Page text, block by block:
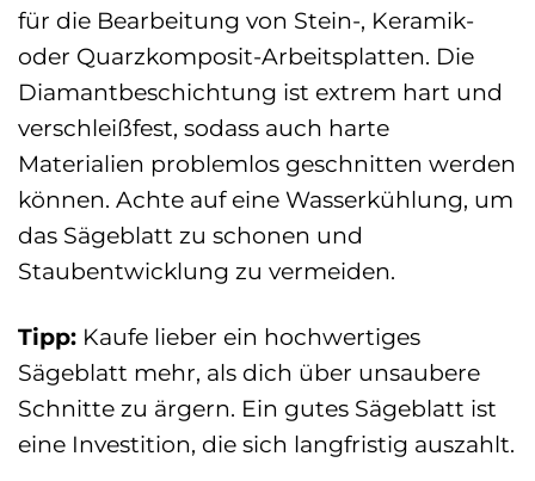
für die Bearbeitung von Stein-, Keramik-
oder Quarzkomposit-Arbeitsplatten. Die
Diamantbeschichtung ist extrem hart und
verschleißfest, sodass auch harte
Materialien problemlos geschnitten werden
können. Achte auf eine Wasserkühlung, um
das Sägeblatt zu schonen und
Staubentwicklung zu vermeiden.
Tipp: Kaufe lieber ein hochwertiges
Sägeblatt mehr, als dich über unsaubere
Schnitte zu ärgern. Ein gutes Sägeblatt ist
eine Investition, die sich langfristig auszahlt.